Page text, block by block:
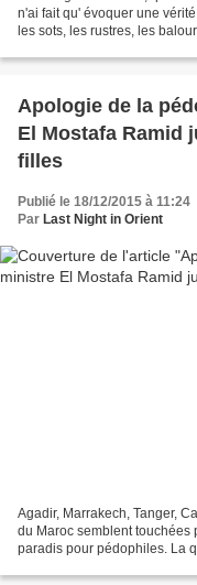
n'ai fait qu' évoquer une
les sots, les rustres, les
Apologie de la
El Mostafa Ramid
filles
Publié le 18/12/2015 à 11:24
Par Last Night in Orient
Agadir, Marrakech, Tanger,
du Maroc semblent touchées
paradis pour pédophiles. La